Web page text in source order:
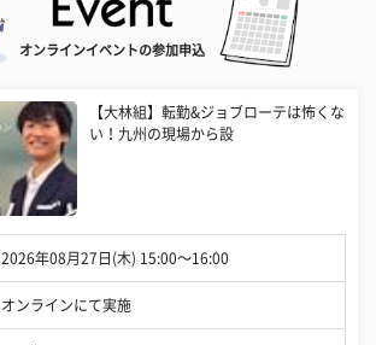
オンラインイベントの参加申込
【大林組】転勤&ジョブローテは怖くな
い！九州の現場から設
2026年08月27日(木) 15:00〜16:00
オンラインにて実施